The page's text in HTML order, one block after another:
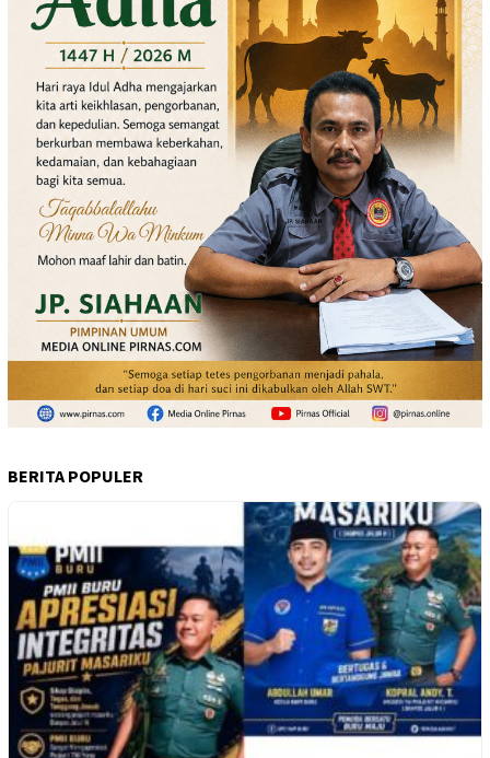
BERITA POPULER